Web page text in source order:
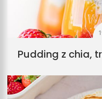
Pudding z chia,